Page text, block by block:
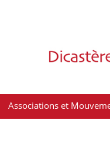
Associations et